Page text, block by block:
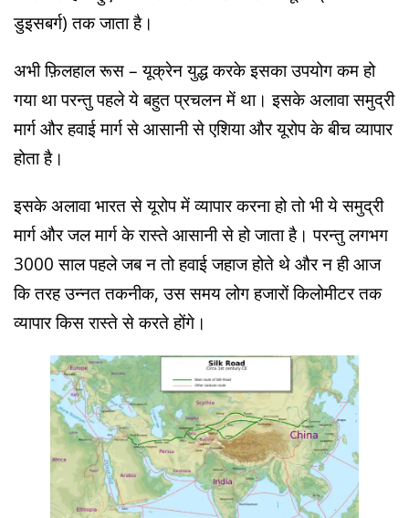
डुइसबर्ग) तक जाता है।
अभी फ़िलहाल रूस – यूक्रेन युद्ध करके इसका उपयोग कम हो
गया था परन्तु पहले ये बहुत प्रचलन में था। इसके अलावा समुद्री
मार्ग और हवाई मार्ग से आसानी से एशिया और यूरोप के बीच व्यापार
होता है।
इसके अलावा भारत से यूरोप में व्यापार करना हो तो भी ये समुद्री
मार्ग और जल मार्ग के रास्ते आसानी से हो जाता है। परन्तु लगभग
3000 साल पहले जब न तो हवाई जहाज होते थे और न ही आज
कि तरह उन्नत तकनीक, उस समय लोग हजारों किलोमीटर तक
व्यापार किस रास्ते से करते होंगे।